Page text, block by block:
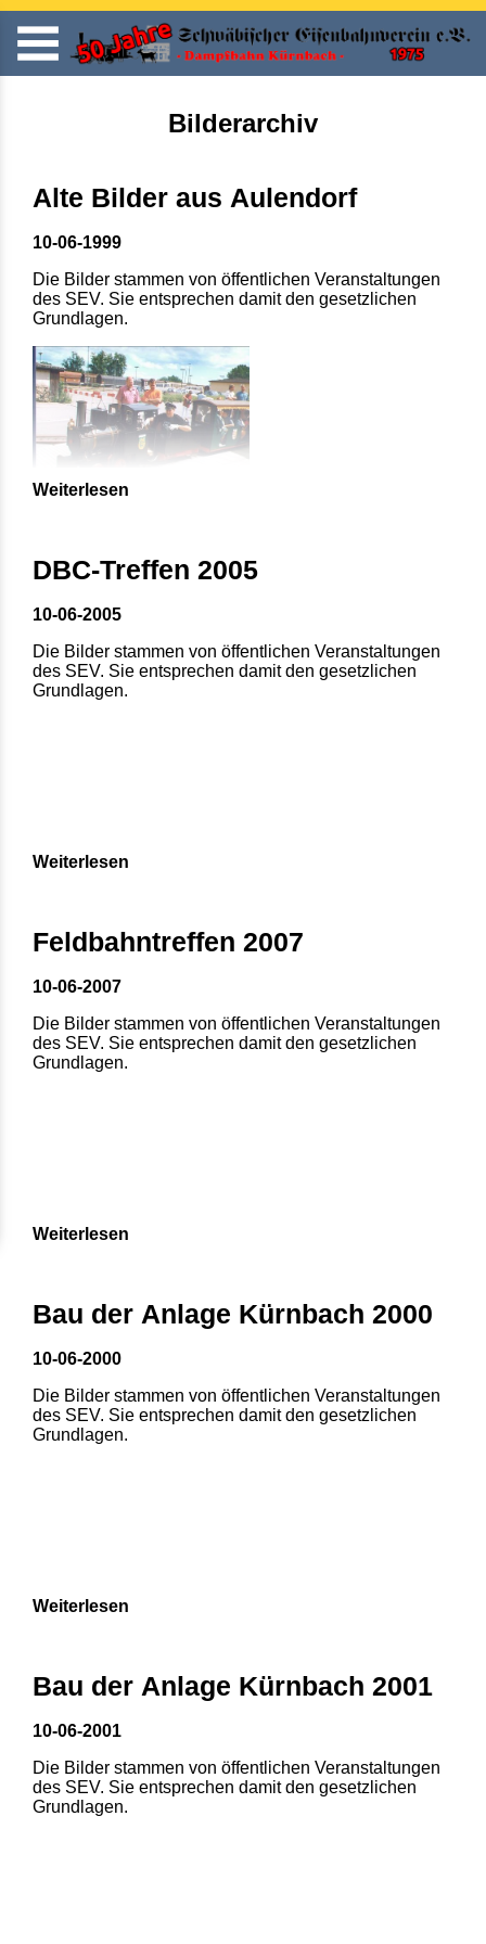
Bilderarchiv
Alte Bilder aus Aulendorf
10-06-1999
Die Bilder stammen von öffentlichen Veranstaltungen
des SEV. Sie entsprechen damit den gesetzlichen
Grundlagen.
Weiterlesen
DBC-Treffen 2005
10-06-2005
Die Bilder stammen von öffentlichen Veranstaltungen
des SEV. Sie entsprechen damit den gesetzlichen
Grundlagen.
Weiterlesen
Feldbahntreffen 2007
10-06-2007
Die Bilder stammen von öffentlichen Veranstaltungen
des SEV. Sie entsprechen damit den gesetzlichen
Grundlagen.
5
6
Weiterlesen
Bau der Anlage Kürnbach 2000
10-06-2000
Die Bilder stammen von öffentlichen Veranstaltungen
des SEV. Sie entsprechen damit den gesetzlichen
Grundlagen.
Weiterlesen
Bau der Anlage Kürnbach 2001
10-06-2001
Die Bilder stammen von öffentlichen Veranstaltungen
des SEV. Sie entsprechen damit den gesetzlichen
Grundlagen.